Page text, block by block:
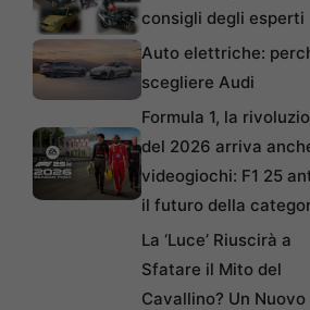
consigli degli esperti
Auto elettriche:
scegliere Audi
Formula 1, la
del 2026 arriva
videogiochi: F1 25
il futuro della
La ‘Luce’ Riuscirà a
Sfatare il Mito del
Cavallino? Un Nuovo